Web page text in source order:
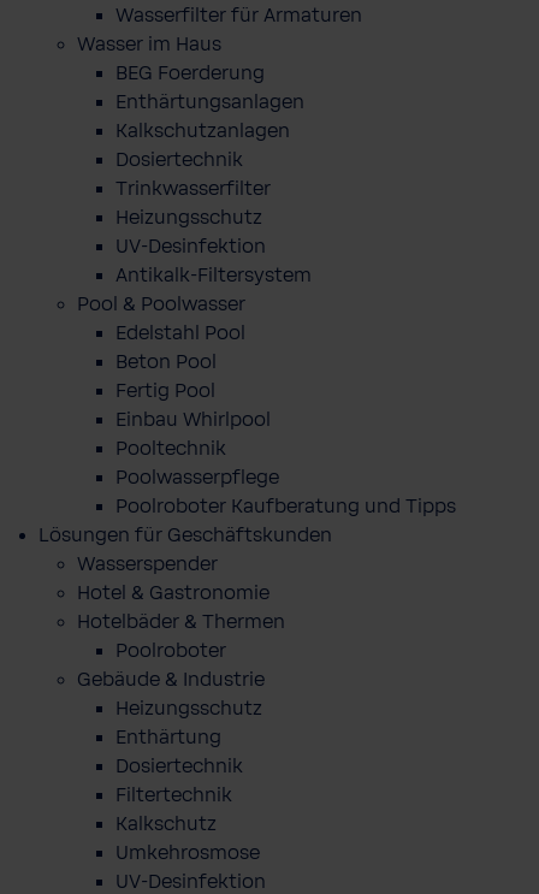
Wasserfilter für Armaturen
Wasser im Haus
BEG Foerderung
Enthärtungsanlagen
Kalkschutzanlagen
Dosiertechnik
Trinkwasserfilter
Heizungsschutz
UV-Desinfektion
Antikalk-Filtersystem
Pool & Poolwasser
Edelstahl Pool
Beton Pool
Fertig Pool
Einbau Whirlpool
Pooltechnik
Poolwasserpflege
Poolroboter Kaufberatung und Tipps
Lösungen für Geschäftskunden
Wasserspender
Hotel & Gastronomie
Hotelbäder & Thermen
Poolroboter
Gebäude & Industrie
Heizungsschutz
Enthärtung
Dosiertechnik
Filtertechnik
Kalkschutz
Umkehrosmose
UV-Desinfektion